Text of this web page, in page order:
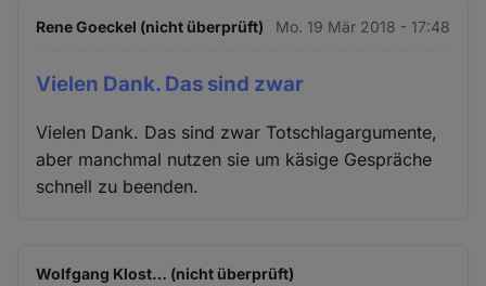
Rene Goeckel (nicht überprüft) Mo. 19 Mär 2018 - 17:48
Vielen Dank. Das sind zwar
Vielen Dank. Das sind zwar Totschlagargumente,
aber manchmal nutzen sie um käsige Gespräche
schnell zu beenden.
Wolfgang Klost… (nicht überprüft)